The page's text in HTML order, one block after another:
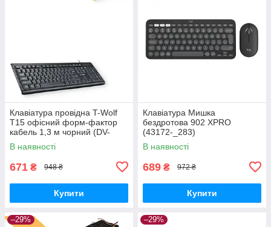
Клавіатура провідна T-Wolf
T15 офісний форм-фактор
кабель 1,3 м чорний (DV-
169475_302)
В наявності
671 ₴ 948 ₴
Купити
Клавіатура Мишка
бездротова 902 XPRO
(43172-_283)
В наявності
689 ₴ 972 ₴
Купити
–29% –29%